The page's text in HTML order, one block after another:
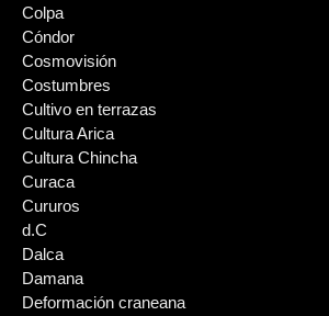
Colpa
Cóndor
Cosmovisión
Costumbres
Cultivo en terrazas
Cultura Arica
Cultura Chincha
Curaca
Cururos
d.C
Dalca
Damana
Deformación craneana